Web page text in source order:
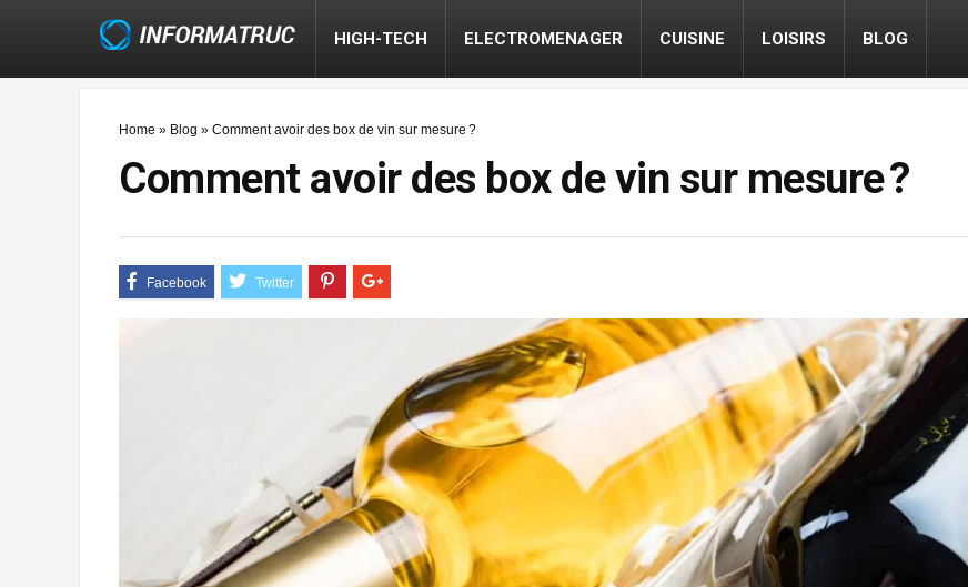
HIGH-TECH ELECTROMENAGER CUISINE LOISIRS BLOG
Home » Blog » Comment avoir des box de vin sur mesure ?
Comment avoir des box de vin sur mesure ?